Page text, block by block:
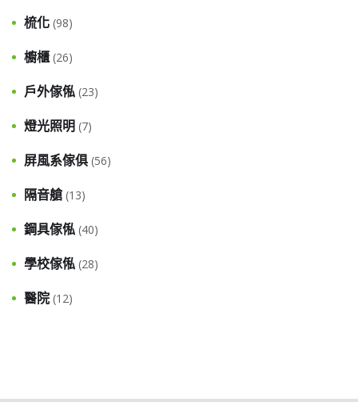
梳化 (98)
櫥櫃 (26)
戶外傢俬 (23)
燈光照明 (7)
屏風系傢俱 (56)
隔音艙 (13)
鋼具傢俬 (40)
學校傢俬 (28)
醫院 (12)